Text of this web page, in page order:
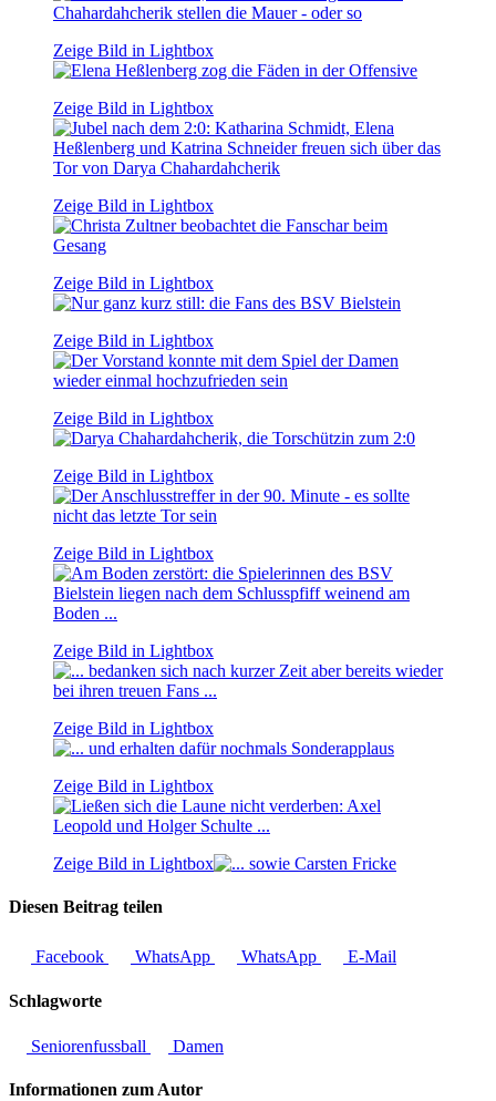
Zeige Bild in Lightbox
Zeige Bild in Lightbox
Zeige Bild in Lightbox
Zeige Bild in Lightbox
Zeige Bild in Lightbox
Zeige Bild in Lightbox
Zeige Bild in Lightbox
Zeige Bild in Lightbox
Zeige Bild in Lightbox
Zeige Bild in Lightbox
Zeige Bild in Lightbox
Zeige Bild in Lightbox
Diesen Beitrag teilen
Facebook WhatsApp WhatsApp E-Mail
Schlagworte
Seniorenfussball Damen
Informationen zum Autor